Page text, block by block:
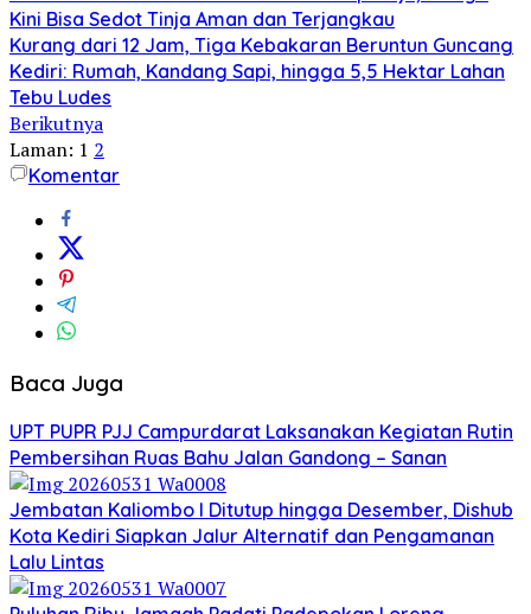
Kini Bisa Sedot Tinja Aman dan Terjangkau
Kurang dari 12 Jam, Tiga Kebakaran Beruntun Guncang
Kediri: Rumah, Kandang Sapi, hingga 5,5 Hektar Lahan
Tebu Ludes
Berikutnya
Laman: 1 2
Komentar
Baca Juga
UPT PUPR PJJ Campurdarat Laksanakan Kegiatan Rutin
Pembersihan Ruas Bahu Jalan Gandong – Sanan
Jembatan Kaliombo I Ditutup hingga Desember, Dishub
Kota Kediri Siapkan Jalur Alternatif dan Pengamanan
Lalu Lintas